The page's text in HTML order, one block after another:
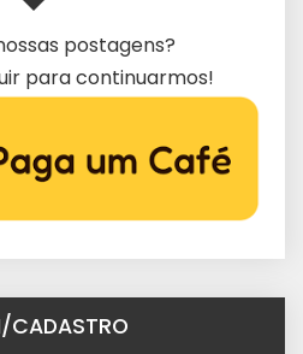
postagens?
para continuarmos!
CADASTRO